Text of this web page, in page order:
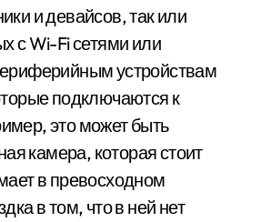
и девайсов, так или
с Wi-Fi сетями или
устройствам
подключаются к
это может быть
камера, которая стоит
в превосходном
в том, что в ней нет